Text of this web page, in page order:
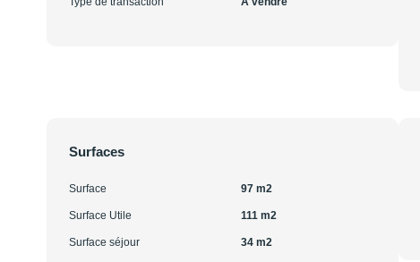
Surfaces
Surface 97 m2
Surface Utile 111 m2
Surface séjour 34 m2